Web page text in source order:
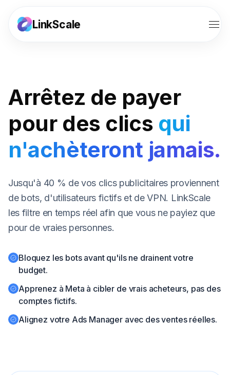
LinkScale
Solutions
Tarifs
Affiliation
Connexion
🇫🇷
Arrêtez de payer
pour des clics qui
n'achèteront jamais.
Jusqu'à 40 % de vos clics publicitaires proviennent
de bots, d'utilisateurs fictifs et de VPN. LinkScale
les filtre en temps réel afin que vous ne payiez que
pour de vraies personnes.
Bloquez les bots avant qu'ils ne drainent votre
budget.
Apprenez à Meta à cibler de vrais acheteurs, pas des
comptes fictifs.
Alignez votre Ads Manager avec des ventes réelles.